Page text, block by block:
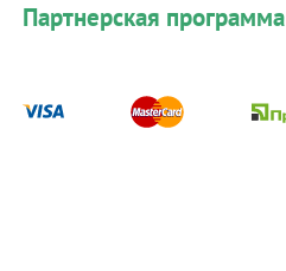
Партнерская программа